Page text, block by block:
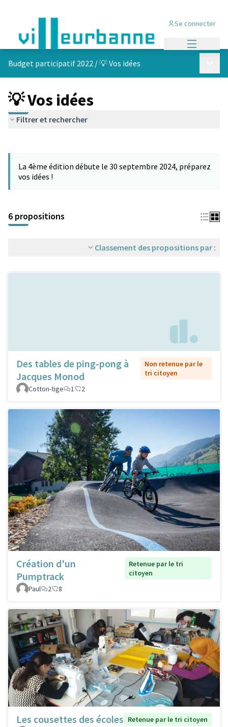
Se connecter
Budget participatif 2022 /💡 Vos idées
💡 Vos idées
Filtrer et rechercher
−
La 4ème édition débute le 30 septembre 2024, préparez
vos idées !
6 propositions
Classement des propositions par :
Des tables de ping-pong à
Jacques Monod
Non retenue par le
tri citoyen
Cotton-tige
1 2
Création d'un
Pumptrack
Retenue par le tri
citoyen
Paul
2 8
Les cousettes des écoles Retenue par le tri citoyen